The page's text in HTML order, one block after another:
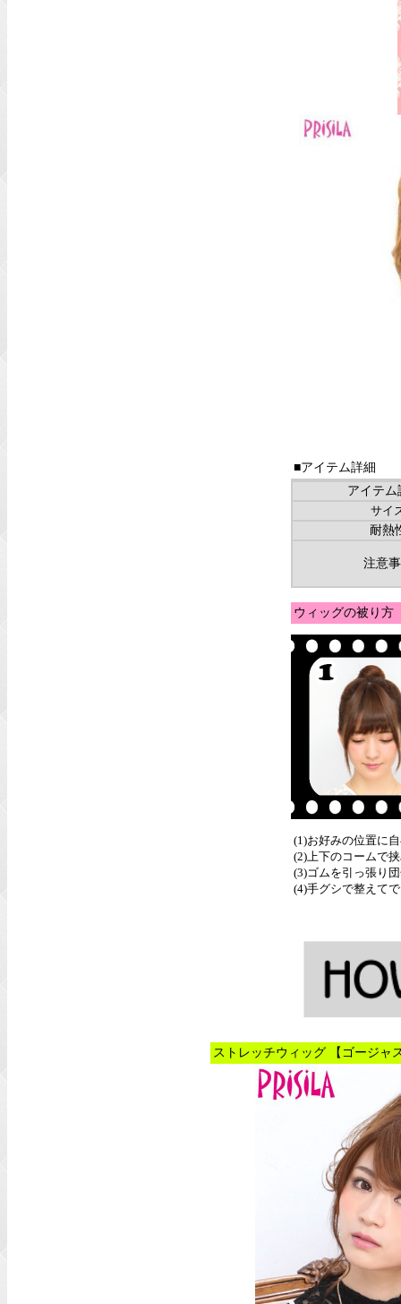
■アイテム詳細
アイテ
サイ
耐熱
注意
ウィッグの被り方
(1)お好みの位置に
(2)上下のコームで
(3)ゴムを引っ張り
(4)手グシで整えて
ストレッチウィッグ 【ゴージャ